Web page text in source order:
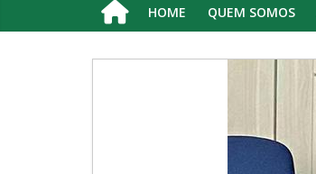
HOME QUEM SOMOS